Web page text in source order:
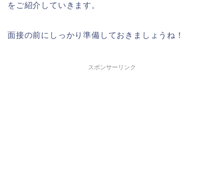
をご紹介していきます。
面接の前にしっかり準備しておきましょうね！
スポンサーリンク